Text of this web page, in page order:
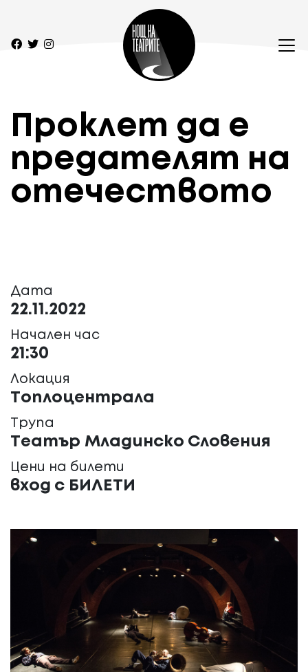
Проклет да е
предателят на
отечеството
Дата
22.11.2022
Начален час
21:30
Локация
Топлоцентрала
Трупа
Театър Младинско Словения
Цени на билети
вход с БИЛЕТИ